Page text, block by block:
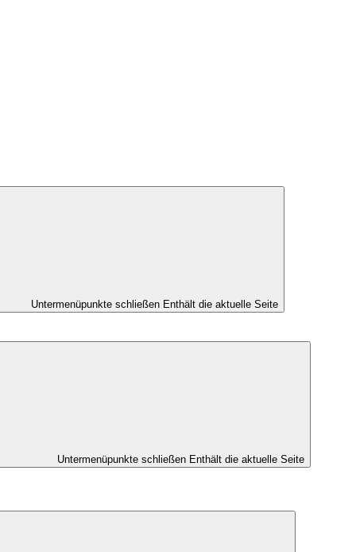
Untermenüpunkte schließen Enthält die aktuelle Seite
Untermenüpunkte schließen Enthält die aktuelle Seite